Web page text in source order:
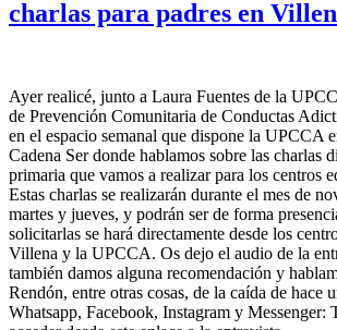
charlas para padres en
Ayer realicé, junto a Laura Fuentes de la
de Prevención Comunitaria de Conductas
en el espacio semanal que dispone la UPCCA
Cadena Ser donde hablamos sobre las charlas
primaria que vamos a realizar para los centros
Estas charlas se realizarán durante el mes de
martes y jueves, y podrán ser de forma
solicitarlas se hará directamente desde los
Villena y la UPCCA. Os dejo el audio de la
también damos alguna recomendación y
Rendón, entre otras cosas, de la caída de hace
Whatsapp, Facebook, Instagram y Messenger: